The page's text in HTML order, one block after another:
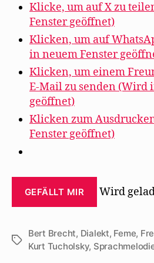
Klicke, um auf X zu
Fenster geöffnet)
Klicken, um auf
in neuem Fenster
Klicken, um einem
E-Mail zu senden (Wird
geöffnet)
Klicken zum
Fenster geöffnet)
GEFÄLLT MIR Wird
Schlagwörter
Bert Brecht, Dialekt, Feme,
Kurt Tucholsky,